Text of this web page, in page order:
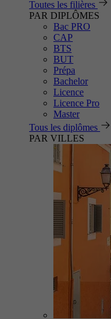
Toutes les filières
PAR DIPLÔMES
Bac PRO
CAP
BTS
BUT
Prépa
Bachelor
Licence
Licence Pro
Master
Tous les diplômes
PAR VILLES